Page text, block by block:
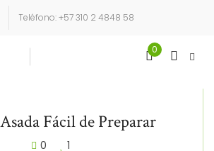
Teléfono: +57 310 2 4848 58
Login Sign Up
0
Fácil de Preparar
0
1